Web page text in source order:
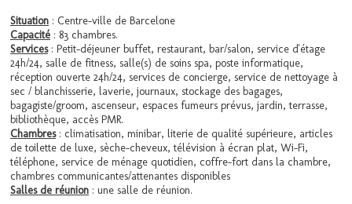
Situation : Centre-ville de Barcelone
Capacité : 83 chambres.
Services: Petit-déjeuner buffet, restaurant, bar/salon, service d'étage
24h/24, salle de fitness, salle(s) de soins spa, poste informatique,
réception ouverte 24h/24, services de concierge, service de nettoyage à
sec / blanchisserie, laverie, journaux, stockage des bagages,
bagagiste/groom, ascenseur, espaces fumeurs prévus, jardin, terrasse,
bibliothèque, accès PMR.
Chambres: climatisation, minibar, literie de qualité supérieure, articles
de toilette de luxe, sèche-cheveux, télévision à écran plat, Wi-Fi,
téléphone, service de ménage quotidien, coffre-fort dans la chambre,
chambres communicantes/attenantes disponibles
Salles de réunion : une salle de réunion.